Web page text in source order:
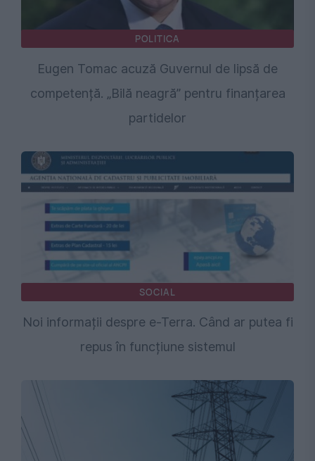
POLITICA
Eugen Tomac acuză Guvernul de lipsă de
competență. „Bilă neagră” pentru finanțarea
partidelor
SOCIAL
Noi informații despre e-Terra. Când ar putea fi
repus în funcțiune sistemul